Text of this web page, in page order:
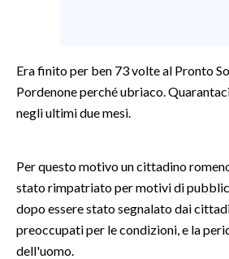
SPETTACOLI
SALUTE
SARDEGNA TURISMO
SARDI NEL MONDO
Era finito per ben 73 volte al Pronto
Pordenone perché ubriaco.
negli ultimi due mesi.
Per questo motivo un cittadino
stato rimpatriato per motivi di
dopo essere stato segnalato dai
preoccupati per le condizioni, e la
dell'uomo.